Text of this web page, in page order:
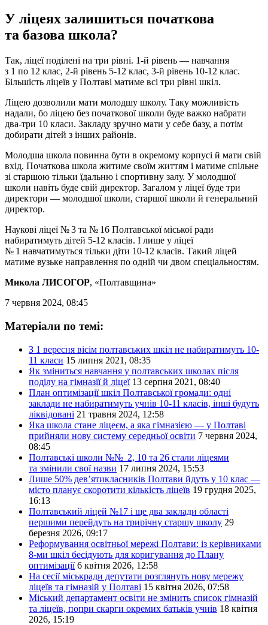
У ліцеях залишиться початкова
та базова школа?
Так, ліцеї поділені на три рівні. 1-й рівень — навчання
з 1 по 12 клас, 2-й рівень 5-12 клас, 3-й рівень 10-12 клас.
Більшість ліцеїв у Полтаві матиме всі три рівні шкіл.
Ліцею дозволили мати молодшу школу. Таку можливість
надали, бо ліцею без початкової школи буде важко набрати
два-три 10 класи. Закладу зручно мати у себе базу, а потім
добирати дітей з інших районів.
Молодша школа повинна бути в окремому корпусі й мати свій
вхід. Початкова школа житиме своїм життям і матиме спільне
зі старшою тільки їдальню і спортивну залу. У молодшої
школи навіть буде свій директор. Загалом у ліцеї буде три
директори — молодшої школи, старшої школи й генеральний
директор.
Наукові ліцеї № 3 та № 16 Полтавської міської ради
набиратимуть дітей 5-12 класів. І лише у ліцеї
№ 1 навчатимуться тільки діти 10-12 класів. Такий ліцей
матиме вузьке направлення по одній чи двом спеціальностям.
Микола ЛИСОГОР, «Полтавщина»
7 червня 2024, 08:45
Матеріали по темі:
З 1 вересня вісім полтавських шкіл не набиратимуть 10-
11 класи 15 липня 2021, 08:35
Як зміниться навчання у полтавських школах після
поділу на гімназії й ліцеї 13 серпня 2021, 08:40
План оптимізації шкіл Полтавської громади: одні
заклади не набиратимуть учнів 10-11 класів, інші будуть
ліквідовані 21 травня 2024, 12:58
Яка школа стане ліцеєм, а яка гімназією — у Полтаві
прийняли нову систему середньої освіти 7 червня 2024,
08:45
Полтавські школи №№ 2, 10 та 26 стали ліцеями
та змінили свої назви 17 липня 2024, 15:53
Лише 50% дев’ятикласників Полтави йдуть у 10 клас —
місто планує скоротити кількість ліцеїв 19 грудня 2025,
16:13
Полтавський ліцей №17 і ще два заклади області
першими перейдуть на трирічну старшу школу 29
березня 2026, 09:17
Реформування освітньої мережі Полтави: із керівниками
8-ми шкіл бесідують для коригування до Плану
оптимізації 6 квітня 2026, 12:58
На сесії міськради депутати розглянуть нову мережу
ліцеїв та гімназій у Полтаві 15 квітня 2026, 07:58
Міський департамент освіти не змінить список гімназій
та ліцеїв, попри скарги окремих батьків учнів 18 квітня
2026, 15:19